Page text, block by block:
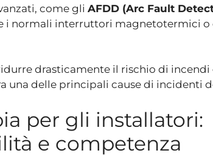
come gli AFDD (Arc Fault
i normali interruttori magnetotermici
drasticamente il rischio di
una delle principali cause di incidenti
per gli installatori:
e competenza